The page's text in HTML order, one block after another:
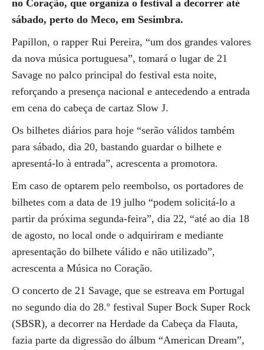
no Coração, que organiza o festival a decorrer até
sábado, perto do Meco, em Sesimbra.
Papillon, o rapper Rui Pereira, “um dos grandes valores
da nova música portuguesa”, tomará o lugar de 21
Savage no palco principal do festival esta noite,
reforçando a presença nacional e antecedendo a entrada
em cena do cabeça de cartaz Slow J.
Os bilhetes diários para hoje “serão válidos também
para sábado, dia 20, bastando guardar o bilhete e
apresentá-lo à entrada”, acrescenta a promotora.
Em caso de optarem pelo reembolso, os portadores de
bilhetes com a data de 19 julho “podem solicitá-lo a
partir da próxima segunda-feira”, dia 22, “até ao dia 18
de agosto, no local onde o adquiriram e mediante
apresentação do bilhete válido e não utilizado”,
acrescenta a Música no Coração.
O concerto de 21 Savage, que se estreava em Portugal
no segundo dia do 28.º festival Super Bock Super Rock
(SBSR), a decorrer na Herdade da Cabeça da Flauta,
fazia parte da digressão do álbum “American Dream”,